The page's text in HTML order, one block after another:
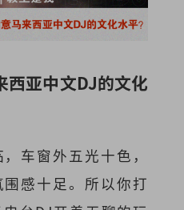
西亚中文DJ的文化
车窗外五光十色，
感十足。所以你打